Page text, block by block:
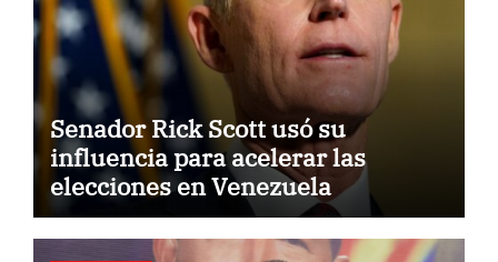
Senador Rick Scott usó su
influencia para acelerar las
elecciones en Venezuela